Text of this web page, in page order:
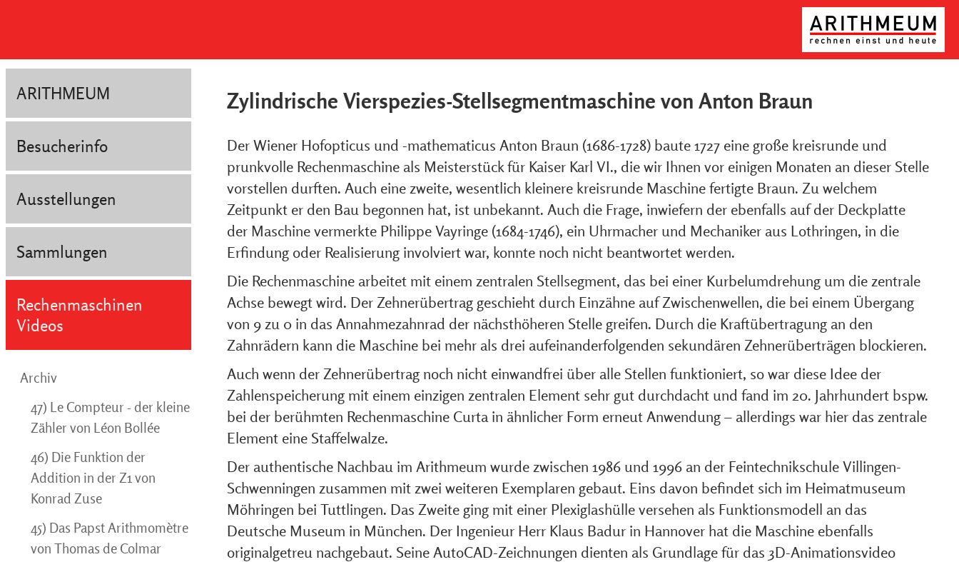
ARITHMEUM
Besucherinfo
Ausstellungen
Sammlungen
Rechenmaschinen
Videos
Archiv
47) Le Compteur - der kleine
Zähler von Léon Bollée
46) Die Funktion der
Addition in der Z1 von
Konrad Zuse
45) Das Papst Arithmomètre
von Thomas de Colmar
Zylindrische Vierspezies-Stellsegmentmaschine von Anton Braun
Der Wiener Hofopticus und -mathematicus Anton Braun (1686-1728) baute 1727 eine große kreisrunde und
prunkvolle Rechenmaschine als Meisterstück für Kaiser Karl VI., die wir Ihnen vor einigen Monaten an dieser Stelle
vorstellen durften. Auch eine zweite, wesentlich kleinere kreisrunde Maschine fertigte Braun. Zu welchem
Zeitpunkt er den Bau begonnen hat, ist unbekannt. Auch die Frage, inwiefern der ebenfalls auf der Deckplatte
der Maschine vermerkte Philippe Vayringe (1684-1746), ein Uhrmacher und Mechaniker aus Lothringen, in die
Erfindung oder Realisierung involviert war, konnte noch nicht beantwortet werden.
Die Rechenmaschine arbeitet mit einem zentralen Stellsegment, das bei einer Kurbelumdrehung um die zentrale
Achse bewegt wird. Der Zehnerübertrag geschieht durch Einzähne auf Zwischenwellen, die bei einem Übergang
von 9 zu 0 in das Annahmezahnrad der nächsthöheren Stelle greifen. Durch die Kraftübertragung an den
Zahnrädern kann die Maschine bei mehr als drei aufeinanderfolgenden sekundären Zehnerüberträgen blockieren.
Auch wenn der Zehnerübertrag noch nicht einwandfrei über alle Stellen funktioniert, so war diese Idee der
Zahlenspeicherung mit einem einzigen zentralen Element sehr gut durchdacht und fand im 20. Jahrhundert bspw.
bei der berühmten Rechenmaschine Curta in ähnlicher Form erneut Anwendung – allerdings war hier das zentrale
Element eine Staffelwalze.
Der authentische Nachbau im Arithmeum wurde zwischen 1986 und 1996 an der Feintechnikschule Villingen-
Schwenningen zusammen mit zwei weiteren Exemplaren gebaut. Eins davon befindet sich im Heimatmuseum
Möhringen bei Tuttlingen. Das Zweite ging mit einer Plexiglashülle versehen als Funktionsmodell an das
Deutsche Museum in München. Der Ingenieur Herr Klaus Badur in Hannover hat die Maschine ebenfalls
originalgetreu nachgebaut. Seine AutoCAD-Zeichnungen dienten als Grundlage für das 3D-Animationsvideo